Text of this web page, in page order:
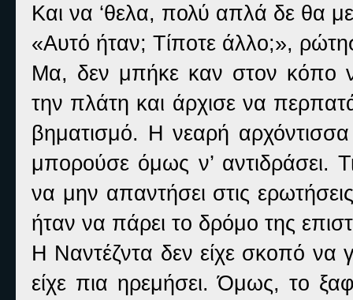
Και να ‘θελα, πολύ απλά δε θα
«Αυτό ήταν; Τίποτε άλλο;»,
Μα, δεν μπήκε καν στον κόπο
την πλάτη και άρχισε να
βηματισμό. Η νεαρή
μπορούσε όμως ν’ αντιδράσει.
να μην απαντήσει στις
ήταν να πάρει το δρόμο της
Η Ναντέζντα δεν είχε σκοπό να
είχε πια ηρεμήσει. Όμως, το